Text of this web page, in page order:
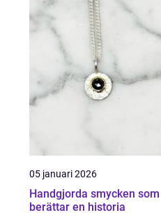
05 januari 2026
Handgjorda smycken som
berättar en historia